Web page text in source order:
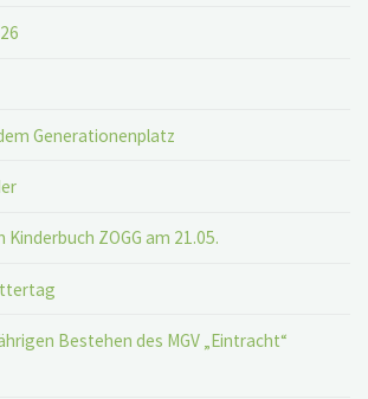
Generationenplatz
ZOGG am 21.05.
Bestehen des MGV „Eintracht“